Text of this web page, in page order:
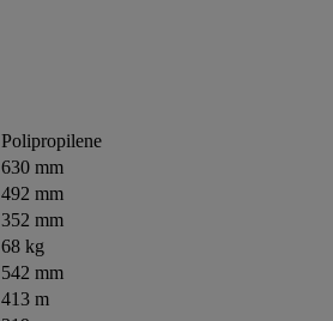
Polipropilene
630 mm
492 mm
352 mm
68 kg
542 mm
413 m